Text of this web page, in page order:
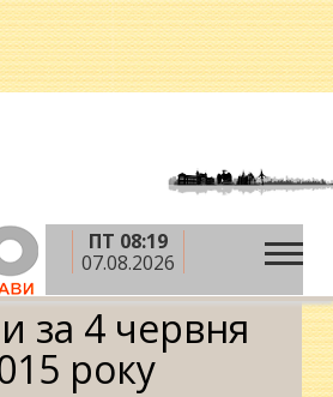
ПТ 08:19
07.08.2026
» червень » 4 червня
за 4 червня
року